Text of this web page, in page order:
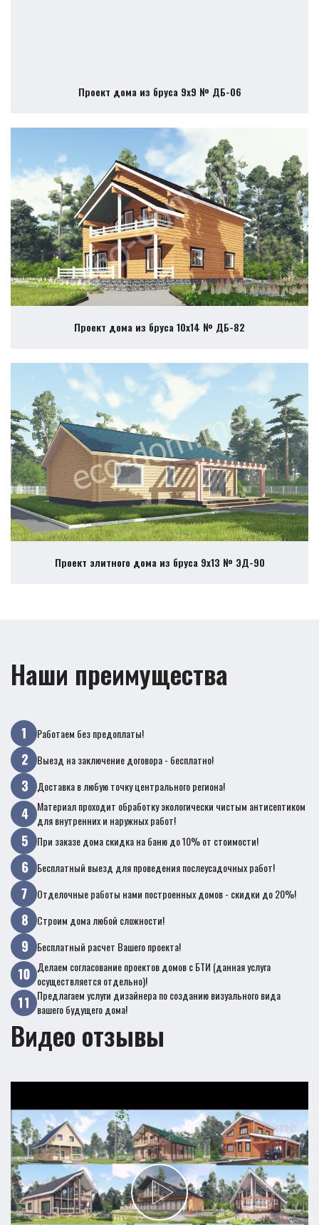
Проект дома из бруса 9х9 № ДБ-06
Проект дома из бруса 10х14 № ДБ-82
Проект элитного дома из бруса 9х13 № ЭД-90
Наши преимущества
Работаем без предоплаты!
Выезд на заключение договора - бесплатно!
Доставка в любую точку центрального региона!
Материал проходит обработку экологически чистым антисептиком
для внутренних и наружных работ!
При заказе дома скидка на баню до 10% от стоимости!
Бесплатный выезд для проведения послеусадочных работ!
Отделочные работы нами построенных домов - скидки до 20%!
Строим дома любой сложности!
Бесплатный расчет Вашего проекта!
Делаем согласование проектов домов с БТИ (данная услуга
осуществляется отдельно)!
Предлагаем услуги дизайнера по созданию визуального вида
вашего будущего дома!
Видео отзывы